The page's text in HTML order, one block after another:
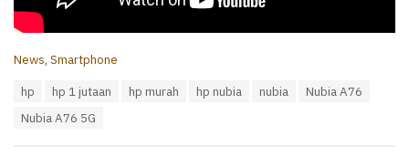
C
News, Smartphone
hp hp 1 jutaan hp murah hp nubia nubia
Nubia A76
Nubia A76 5G